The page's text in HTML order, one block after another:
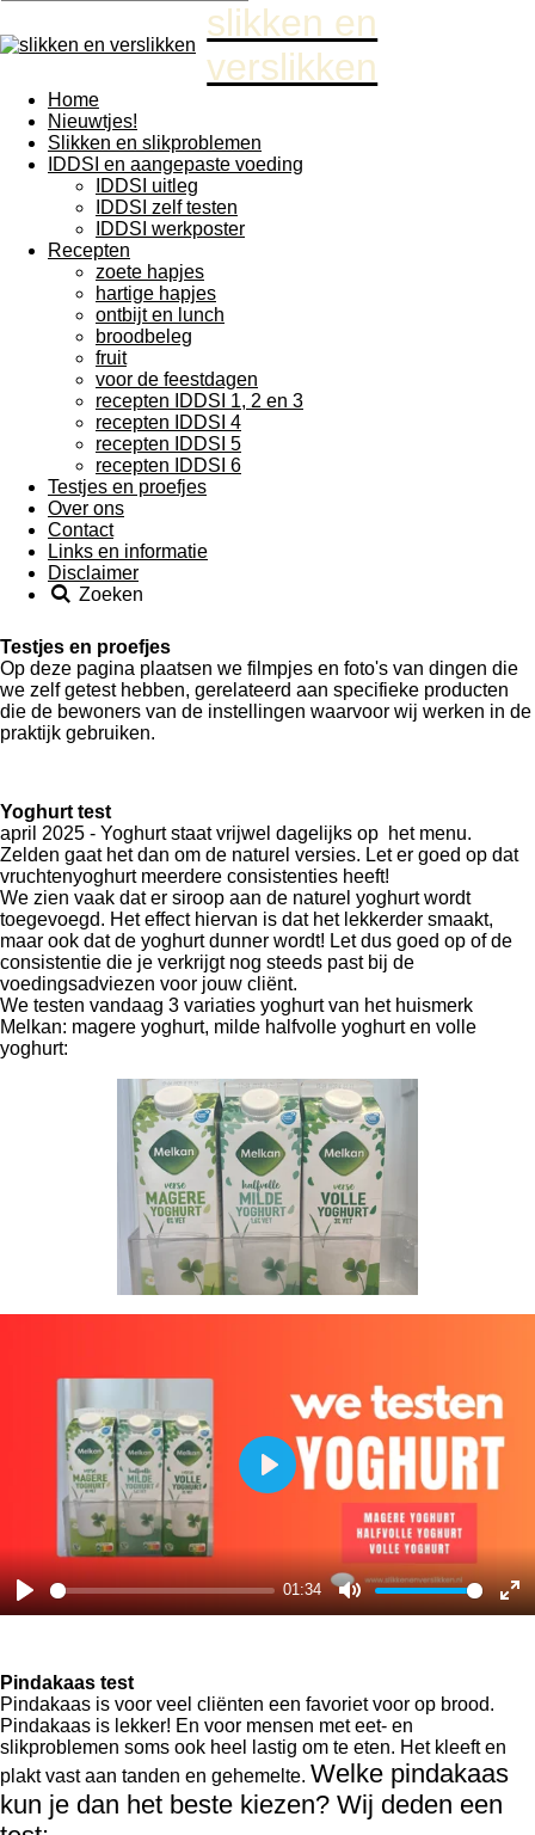
slikken en
verslikken
Home
Nieuwtjes!
Slikken en slikproblemen
IDDSI en aangepaste voeding
IDDSI uitleg
IDDSI zelf testen
IDDSI werkposter
Recepten
zoete hapjes
hartige hapjes
ontbijt en lunch
broodbeleg
fruit
voor de feestdagen
recepten IDDSI 1, 2 en 3
recepten IDDSI 4
recepten IDDSI 5
recepten IDDSI 6
Testjes en proefjes
Over ons
Contact
Links en informatie
Disclaimer
Zoeken
Testjes en proefjes
Op deze pagina plaatsen we filmpjes en foto's van dingen die
we zelf getest hebben, gerelateerd aan specifieke producten
die de bewoners van de instellingen waarvoor wij werken in de
praktijk gebruiken.
Yoghurt test
april 2025 - Yoghurt staat vrijwel dagelijks op het menu.
Zelden gaat het dan om de naturel versies. Let er goed op dat
vruchtenyoghurt meerdere consistenties heeft!
We zien vaak dat er siroop aan de naturel yoghurt wordt
toegevoegd. Het effect hiervan is dat het lekkerder smaakt,
maar ook dat de yoghurt dunner wordt! Let dus goed op of de
consistentie die je verkrijgt nog steeds past bij de
voedingsadviezen voor jouw cliënt.
We testen vandaag 3 variaties yoghurt van het huismerk
Melkan: magere yoghurt, milde halfvolle yoghurt en volle
yoghurt:
P
a
y
01:34
M
e
E
P
a
y
Pindakaas test
Pindakaas is voor veel cliënten een favoriet voor op brood.
Pindakaas is lekker! En voor mensen met eet- en
slikproblemen soms ook heel lastig om te eten. Het kleeft en
plakt vast aan tanden en gehemelte. Welke pindakaas
kun je dan het beste kiezen? Wij deden een